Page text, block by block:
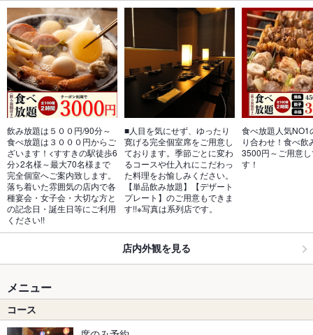
飲み放題は５００円/90分～
食べ放題は３０００円からご
ざいます！<すすきの駅徒歩6
分>2名様～最大70名様まで
完全個室へご案内致します。
落ち着いた雰囲気の店内で各
種宴会・女子会・大切な方と
の記念日・誕生日等にご利用
ください!!
■人目を気にせず、ゆったり
寛げる完全個室席をご用意し
ております。季節ごとに変わ
るコースや仕入れにこだわっ
た料理をお愉しみください。
【単品飲み放題】【デザート
プレート】のご用意もできま
す!!※写真は系列店です。
食べ放題人気NO1
り合わせ！食べ飲
3500円～ご用意
す！
店内外観を見る
メニュー
コース